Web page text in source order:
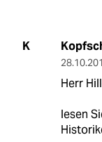
K
Herr
lesen